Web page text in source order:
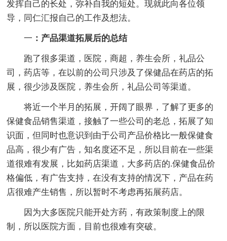
发挥自己的长处，弥补自我的短处。现就此向各位领
导，同仁汇报自己的工作及想法。
一 ：产品渠道拓展后的总结
跑了很多渠道，医院，商超，养生会所，礼品公
司，药店等，在以前的公司只涉及了保健品在药店的拓
展，很少涉及医院，养生会所，礼品公司等渠道。
将近一个半月的拓展，开阔了眼界，了解了更多的
保健食品销售渠道，接触了一些公司的老总，拓展了知
识面，但同时也意识到由于公司产品价格比一般保健食
品高，很少有广告，知名度还不足，所以目前在一些渠
道很难有发展，比如药店渠道，大多药店的.保健食品价
格偏低，有广告支持，在没有支持的情况下，产品在药
店很难产生销售，所以暂时不考虑再拓展药店。
因为大多医院只能开处方药，有政策制度上的限
制，所以医院方面，目前也很难有突破。